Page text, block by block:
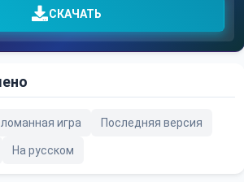
СКАЧАТЬ
игра Последняя версия
На русском